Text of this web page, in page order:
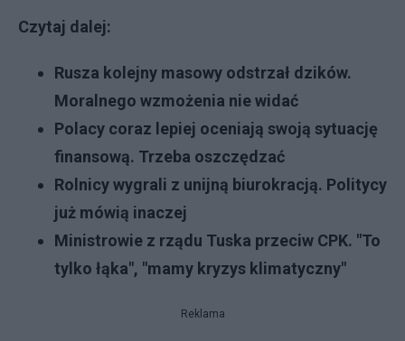
Czytaj dalej:
Rusza kolejny masowy odstrzał dzików.
Moralnego wzmożenia nie widać
Polacy coraz lepiej oceniają swoją sytuację
finansową. Trzeba oszczędzać
Rolnicy wygrali z unijną biurokracją. Politycy
już mówią inaczej
Ministrowie z rządu Tuska przeciw CPK. "To
tylko łąka", "mamy kryzys klimatyczny"
Reklama